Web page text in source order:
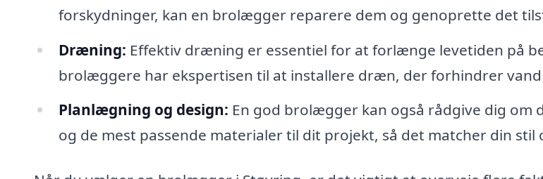
forskydninger, kan en brolægger reparere dem og genoprette det
Dræning: Effektiv dræning er essentiel for at forlænge levetiden på
brolæggere har ekspertisen til at installere dræn, der forhindrer vand
Planlægning og design: En god brolægger kan også rådgive dig om
og de mest passende materialer til dit projekt, så det matcher din stil